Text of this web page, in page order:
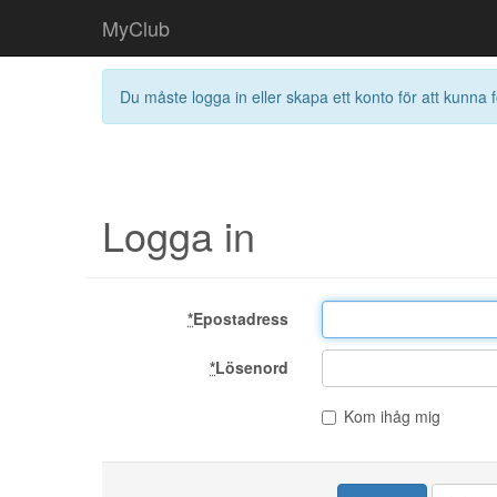
MyClub
Du måste logga in eller skapa ett konto för att kunna
Logga in
*Epostadress
*Lösenord
Kom ihåg mig